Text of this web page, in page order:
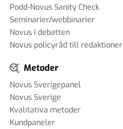
Podd-Novus Sanity Check
Seminarier/webbinarier
Novus i debatten
Novus policyråd till redaktioner
Metoder
Novus Sverigepanel
Novus Sverige
Kvalitativa metoder
Kundpaneler